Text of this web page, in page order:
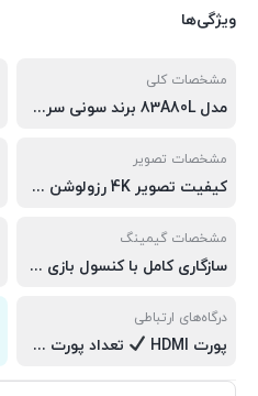
ویژگی‌ها
مشخصات کلی
مدل 83A80L برند سونی سری 8 سال تولید 2023 کشور سازنده ژاپن کشور مونتاژ مالزی منوی فارسی
مشخصات تصویر
کیفیت تصویر 4K رزولوشن 2160×3840 پیکسل ارتقاء رزولوشن (Resolution Upscale)
مشخصات گیمینگ
سازگاری کامل با کنسول بازی نسل نهم پشتیبانی از HDMI 2.1
درگاه‌های ارتباطی
پورت HDMI تعداد پورت HDMI 4 عدد نسخه‌‌های HDMI HDMI 2.0 HDMI2.1 قابلیت HDMI-CEC